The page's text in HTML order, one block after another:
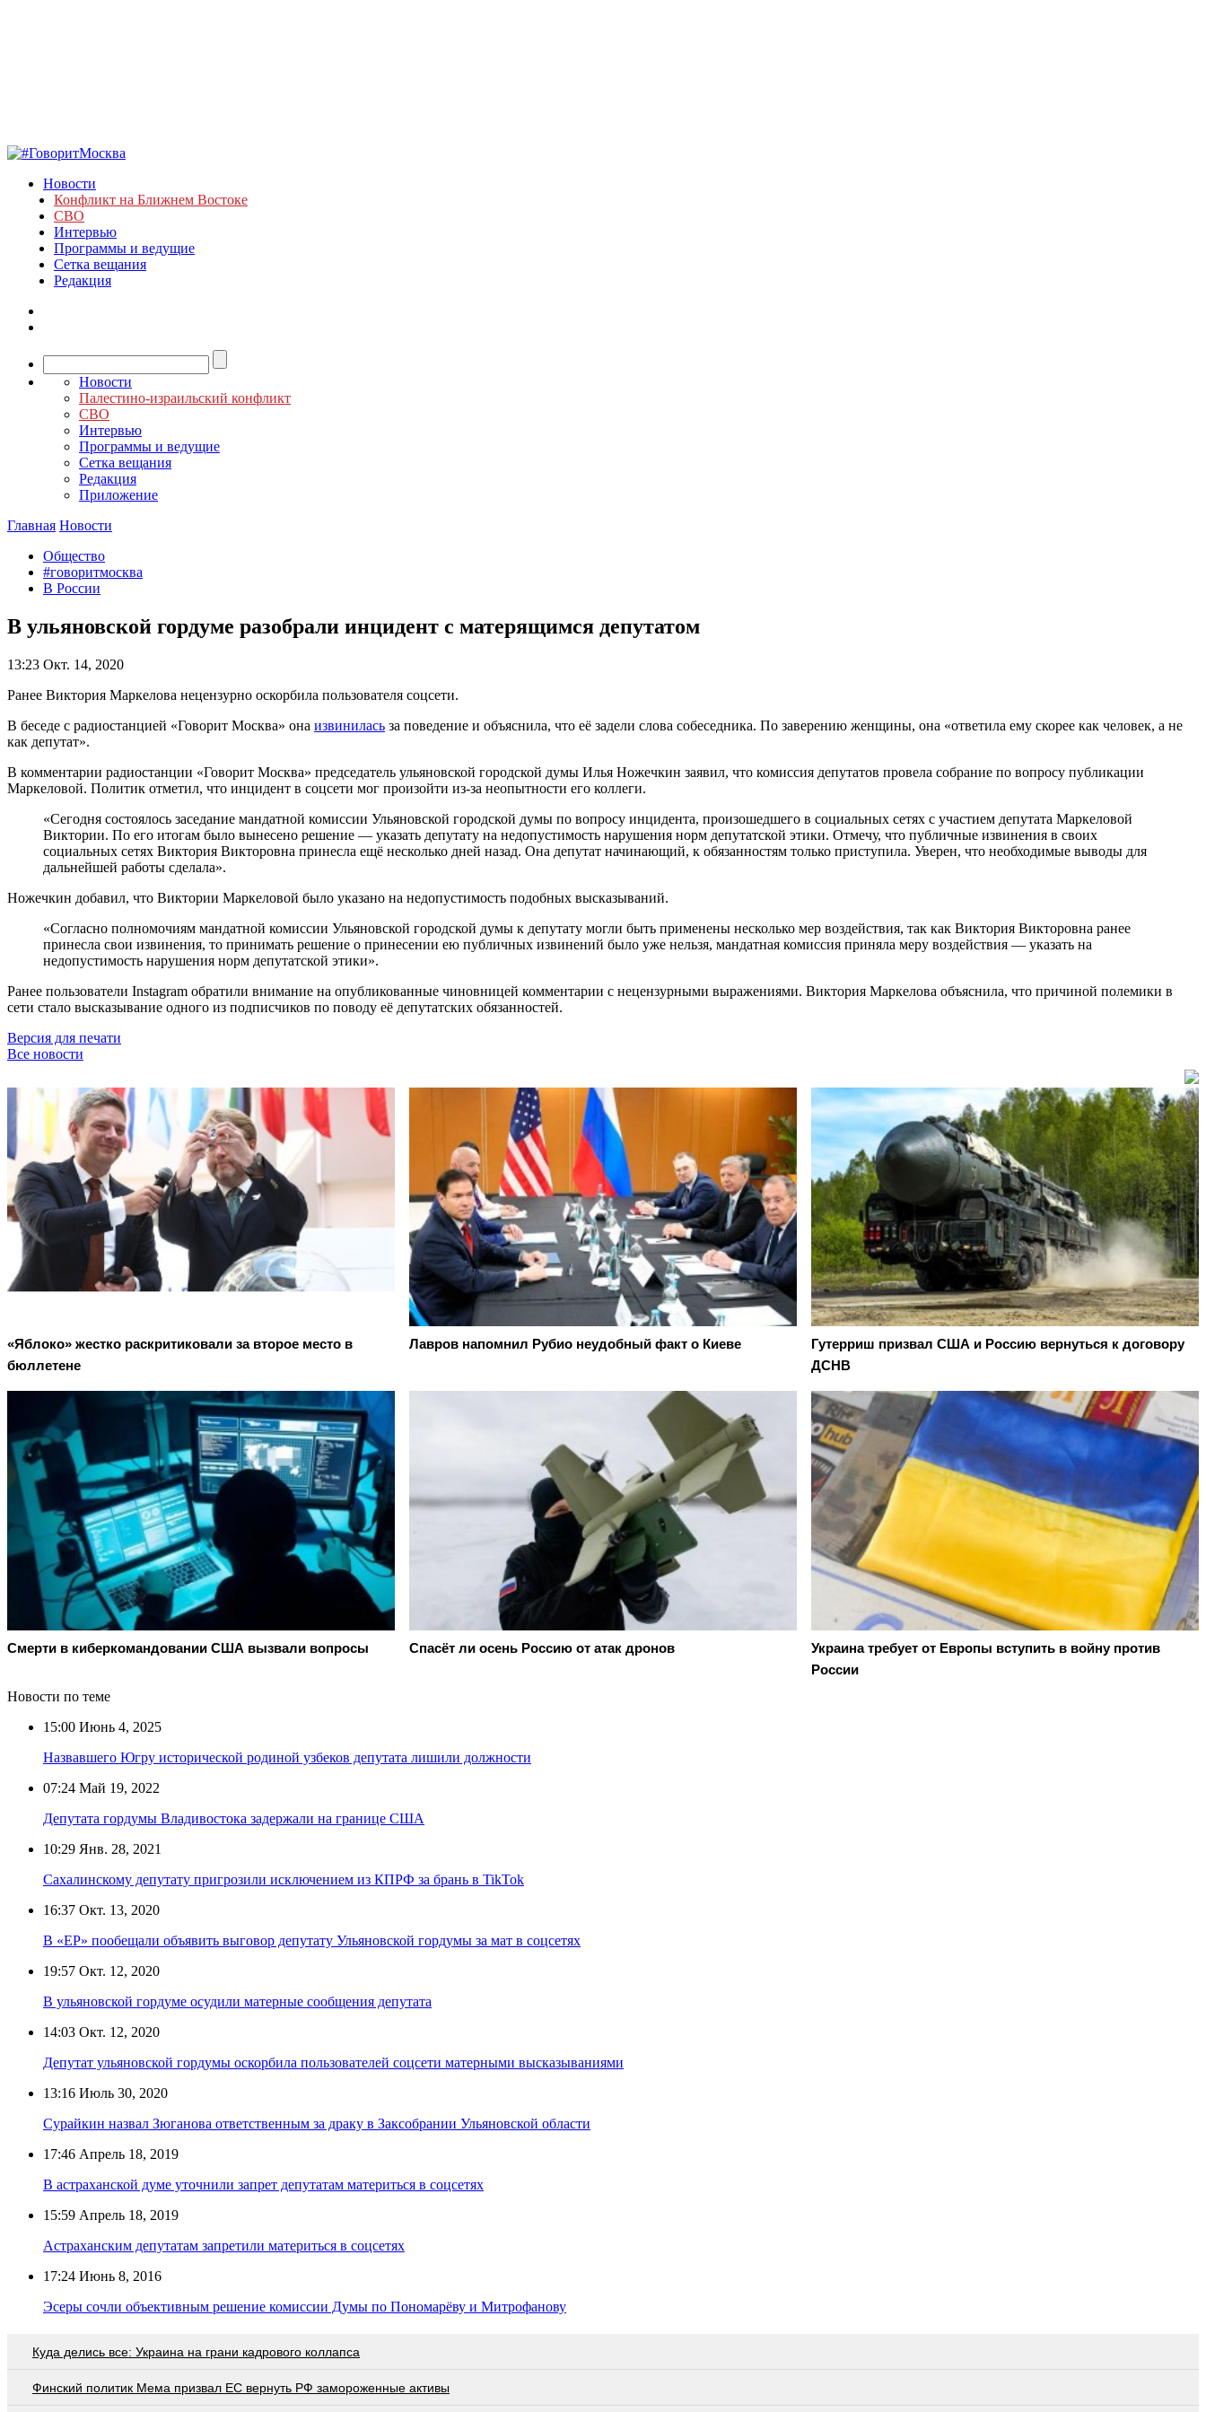
Новости
Конфликт на Ближнем Востоке
СВО
Интервью
Программы и ведущие
Сетка вещания
Редакция
Новости
Палестино-израильский конфликт
СВО
Интервью
Программы и ведущие
Сетка вещания
Редакция
Приложение
Главная Новости
Общество
#говоритмосква
В России
В ульяновской гордуме разобрали инцидент с матерящимся депутатом
13:23 Окт. 14, 2020
Ранее Виктория Маркелова нецензурно оскорбила пользователя соцсети.
В беседе с радиостанцией «Говорит Москва» она извинилась за поведение и объяснила, что её задели слова собеседника. По заверению женщины, она «ответила ему скорее как человек, а не
как депутат».
В комментарии радиостанции «Говорит Москва» председатель ульяновской городской думы Илья Ножечкин заявил, что комиссия депутатов провела собрание по вопросу публикации
Маркеловой. Политик отметил, что инцидент в соцсети мог произойти из-за неопытности его коллеги.
«Сегодня состоялось заседание мандатной комиссии Ульяновской городской думы по вопросу инцидента, произошедшего в социальных сетях с участием депутата Маркеловой
Виктории. По его итогам было вынесено решение — указать депутату на недопустимость нарушения норм депутатской этики. Отмечу, что публичные извинения в своих
социальных сетях Виктория Викторовна принесла ещё несколько дней назад. Она депутат начинающий, к обязанностям только приступила. Уверен, что необходимые выводы для
дальнейшей работы сделала».
Ножечкин добавил, что Виктории Маркеловой было указано на недопустимость подобных высказываний.
«Согласно полномочиям мандатной комиссии Ульяновской городской думы к депутату могли быть применены несколько мер воздействия, так как Виктория Викторовна ранее
принесла свои извинения, то принимать решение о принесении ею публичных извинений было уже нельзя, мандатная комиссия приняла меру воздействия — указать на
недопустимость нарушения норм депутатской этики».
Ранее пользователи Instagram обратили внимание на опубликованные чиновницей комментарии с нецензурными выражениями. Виктория Маркелова объяснила, что причиной полемики в
сети стало высказывание одного из подписчиков по поводу её депутатских обязанностей.
Версия для печати
Все новости
«Яблоко» жестко раскритиковали за второе место в
бюллетене
Лавров напомнил Рубио неудобный факт о Киеве
Гутерриш призвал США и Россию вернуться к договору
ДСНВ
Смерти в киберкомандовании США вызвали вопросы Спасёт ли осень Россию от атак дронов
Украина требует от Европы вступить в войну против
России
Новости по теме
15:00 Июнь 4, 2025
Назвавшего Югру исторической родиной узбеков депутата лишили должности
07:24 Май 19, 2022
Депутата гордумы Владивостока задержали на границе США
10:29 Янв. 28, 2021
Сахалинскому депутату пригрозили исключением из КПРФ за брань в TikTok
16:37 Окт. 13, 2020
В «ЕР» пообещали объявить выговор депутату Ульяновской гордумы за мат в соцсетях
19:57 Окт. 12, 2020
В ульяновской гордуме осудили матерные сообщения депутата
14:03 Окт. 12, 2020
Депутат ульяновской гордумы оскорбила пользователей соцсети матерными высказываниями
13:16 Июль 30, 2020
Сурайкин назвал Зюганова ответственным за драку в Заксобрании Ульяновской области
17:46 Апрель 18, 2019
В астраханской думе уточнили запрет депутатам материться в соцсетях
15:59 Апрель 18, 2019
Астраханским депутатам запретили материться в соцсетях
17:24 Июнь 8, 2016
Эсеры сочли объективным решение комиссии Думы по Пономарёву и Митрофанову
Куда делись все: Украина на грани кадрового коллапса
Финский политик Мема призвал ЕС вернуть РФ замороженные активы